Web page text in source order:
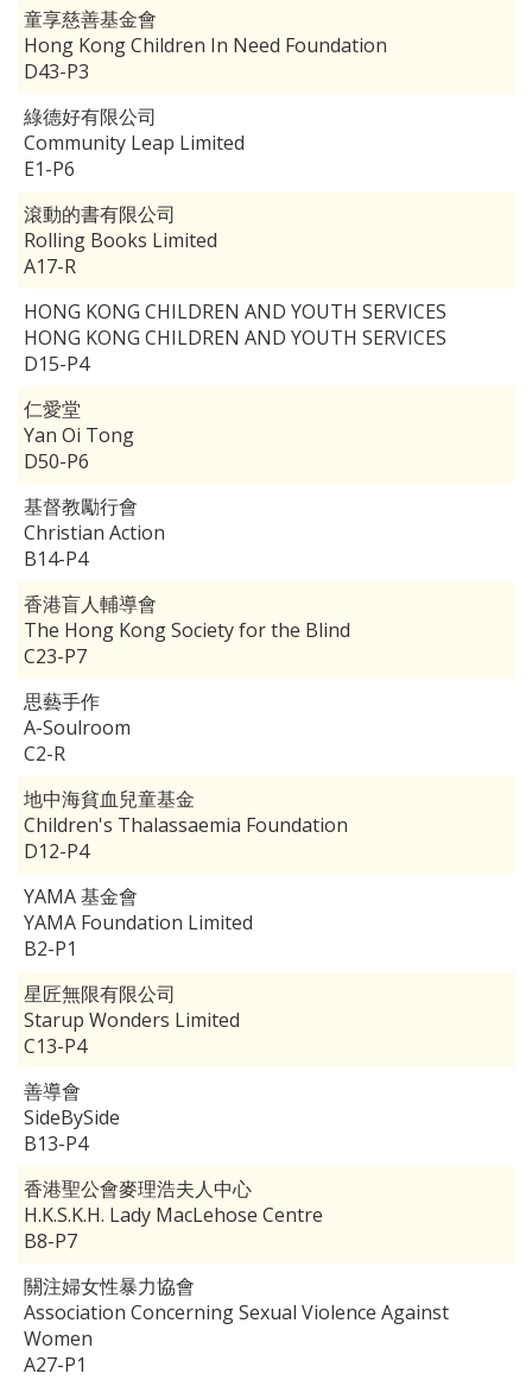
童享慈善基金會
Hong Kong Children In Need Foundation
D43-P3
綠德好有限公司
Community Leap Limited
E1-P6
滾動的書有限公司
Rolling Books Limited
A17-R
HONG KONG CHILDREN AND YOUTH SERVICES
HONG KONG CHILDREN AND YOUTH SERVICES
D15-P4
仁愛堂
Yan Oi Tong
D50-P6
基督教勵行會
Christian Action
B14-P4
香港盲人輔導會
The Hong Kong Society for the Blind
C23-P7
思藝手作
A-Soulroom
C2-R
地中海貧血兒童基金
Children's Thalassaemia Foundation
D12-P4
YAMA 基金會
YAMA Foundation Limited
B2-P1
星匠無限有限公司
Starup Wonders Limited
C13-P4
善導會
SideBySide
B13-P4
香港聖公會麥理浩夫人中心
H.K.S.K.H. Lady MacLehose Centre
B8-P7
關注婦女性暴力協會
Association Concerning Sexual Violence Against
Women
A27-P1